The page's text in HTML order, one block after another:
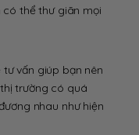
có thể thư giãn mọi
vấn giúp bạn nên
trường có quá
nhau như hiện